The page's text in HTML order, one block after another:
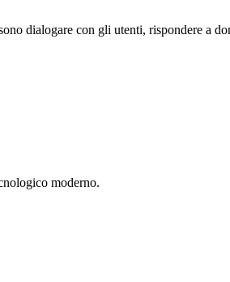
dialogare con gli utenti, rispondere a
moderno.